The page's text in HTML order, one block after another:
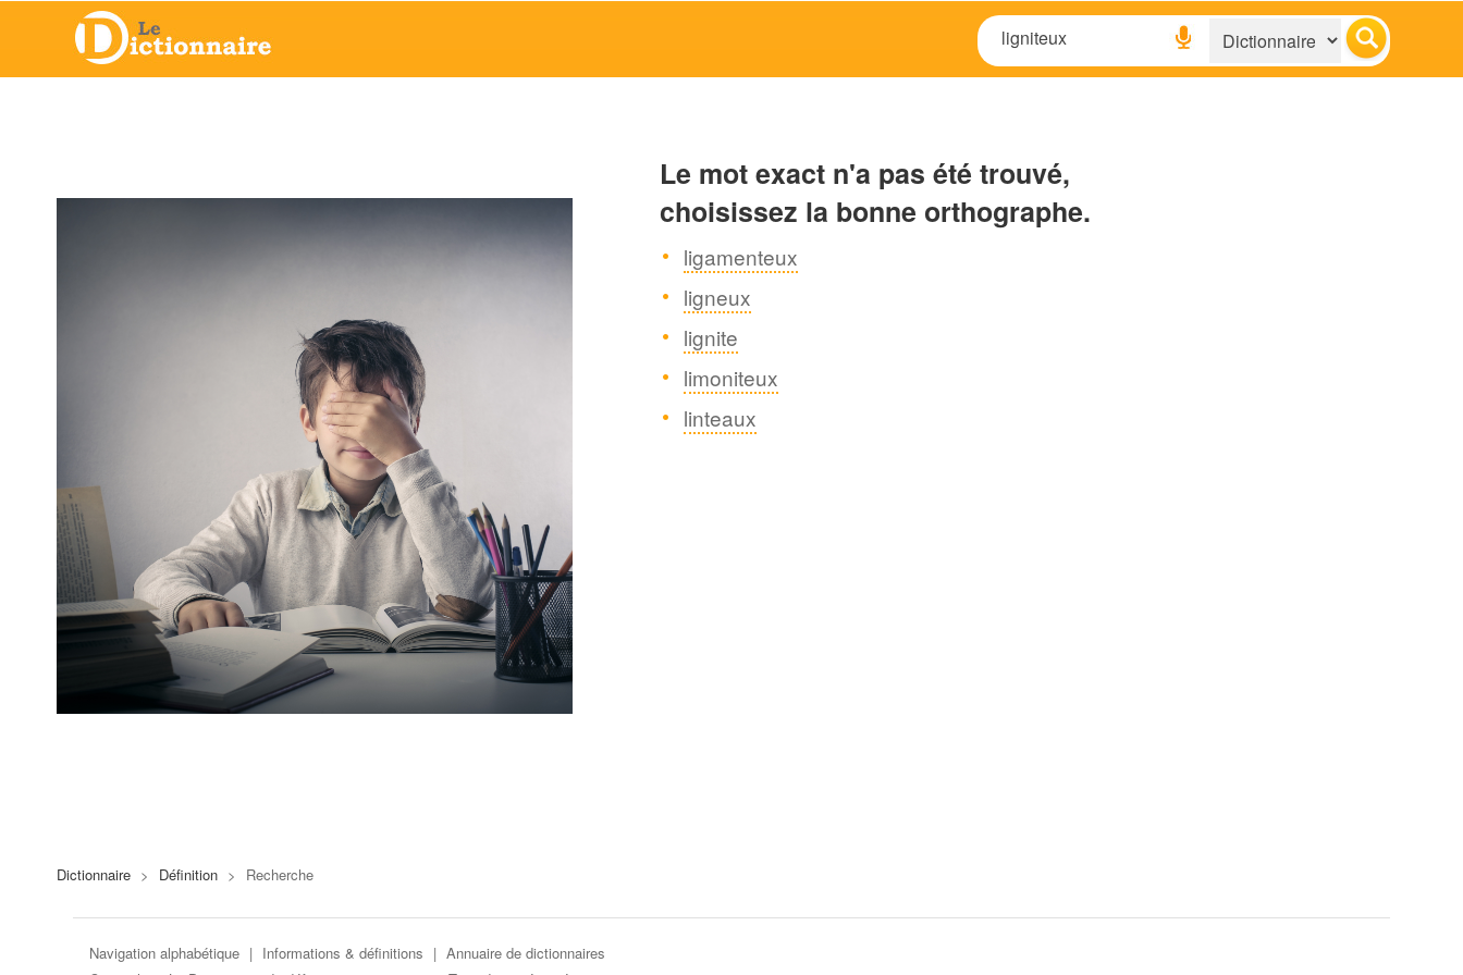
Le mot exact n'a pas été trouvé,
choisissez la bonne orthographe.
ligamenteux
ligneux
lignite
limoniteux
linteaux
Dictionnaire > Définition > Recherche
Navigation alphabétique | Informations & définitions | Annuaire de dictionnaires